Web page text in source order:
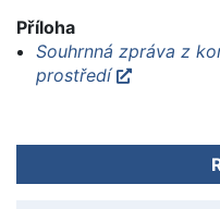
Příloha
Souhrnná zpráva z
prostředí